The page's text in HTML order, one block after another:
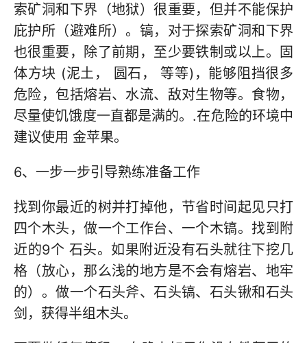
索矿洞和下界（地狱）很重要，但并不能保护
庇护所（避难所）。镐，对于探索矿洞和下界
也很重要，除了前期，至少要铁制或以上。固
体方块 (泥土， 圆石， 等等)，能够阻挡很多
危险，包括熔岩、水流、敌对生物等。食物，
尽量使饥饿度一直都是满的。.在危险的环境中
建议使用 金苹果。
6、一步一步引导熟练准备工作
找到你最近的树并打掉他，节省时间起见只打
四个木头，做一个工作台、一个木镐。找到附
近的9个 石头。如果附近没有石头就往下挖几
格（放心，那么浅的地方是不会有熔岩、地牢
的）。做一个石头斧、石头镐、石头锹和石头
剑，获得半组木头。